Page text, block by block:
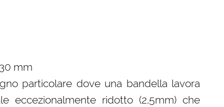
mm
particolare dove una bandella lavora
eccezionalmente ridotto (2,5mm) che